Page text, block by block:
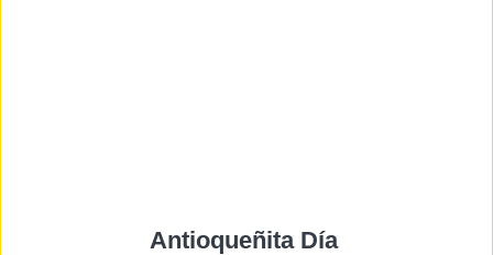
Antioqueñita Día